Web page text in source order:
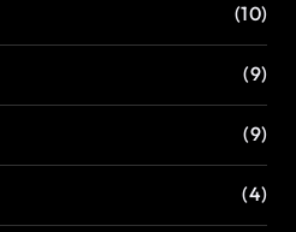
(10)
(9)
(9)
(4)